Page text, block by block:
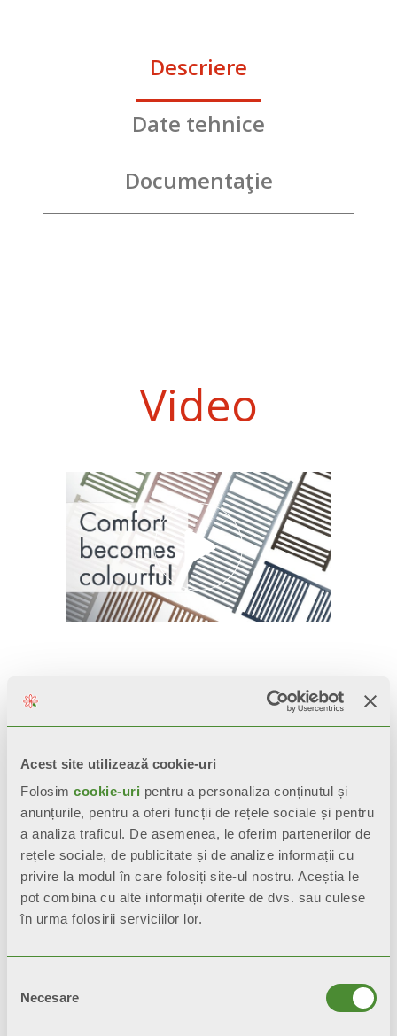
Acest site utilizează cookie-uri
Folosim cookie-uri pentru a personaliza conținutul și
anunțurile, pentru a oferi funcții de rețele sociale și pentru
a analiza traficul. De asemenea, le oferim partenerilor de
rețele sociale, de publicitate și de analize informații cu
privire la modul în care folosiți site-ul nostru. Aceștia le
pot combina cu alte informații oferite de dvs. sau culese
în urma folosirii serviciilor lor.
consimțământului
Necesare
Descriere
Date tehnice
Documentaţie
Video
Produse similare